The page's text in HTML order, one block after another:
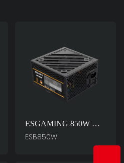
ESGAMING 850W 高
品質 85%効率 フルモ
ジュール 80+ブロンズ
ESB850W